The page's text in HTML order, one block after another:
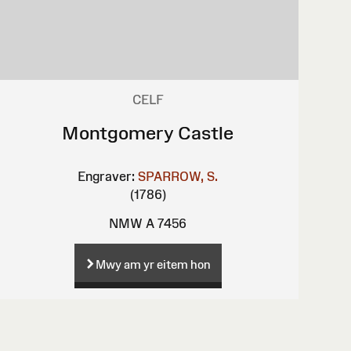
CELF
Montgomery Castle
Engraver: SPARROW, S.
(1786)
NMW A 7456
Mwy am yr eitem hon